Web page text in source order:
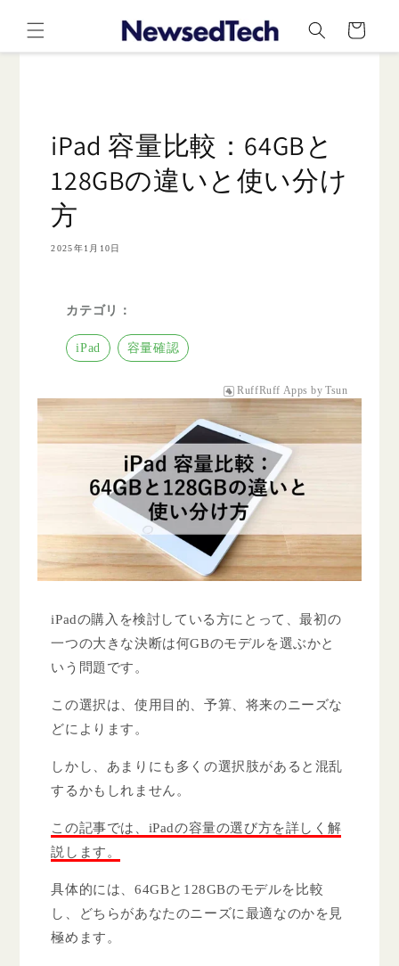
ンツに
進む
ー
ト
iPad 容量比較：64GBと
128GBの違いと使い分け
方
2025年1月10日
カテゴリ：
iPad 容量確認
RuffRuff Apps by Tsun
iPadの購入を検討している方にとって、最初の
一つの大きな決断は何GBのモデルを選ぶかと
いう問題です。
この選択は、使用目的、予算、将来のニーズな
どによります。
しかし、あまりにも多くの選択肢があると混乱
するかもしれません。
この記事では、iPadの容量の選び方を詳しく解
説します。
具体的には、64GBと128GBのモデルを比較
し、どちらがあなたのニーズに最適なのかを見
極めます。